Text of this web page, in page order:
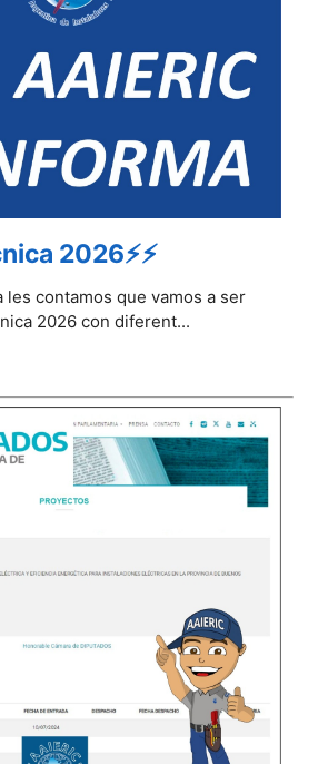
2026⚡⚡
les contamos que vamos a ser
2026 con diferent...